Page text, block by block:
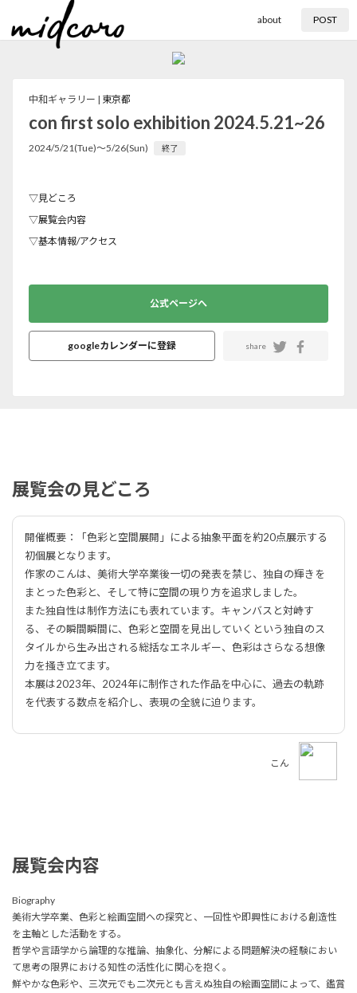
about POST
中和ギャラリー | 東京都
con first solo exhibition 2024.5.21~26
2024/5/21(Tue)〜5/26(Sun) 終了
▽見どころ
▽展覧会内容
▽基本情報/アクセス
公式ページへ
googleカレンダーに登録 share
展覧会の見どころ
開催概要：「色彩と空間展開」による抽象平面を約20点展示する
初個展となります。
作家のこんは、美術大学卒業後一切の発表を禁じ、独自の輝きを
まとった色彩と、そして特に空間の現り方を追求しました。
また独自性は制作方法にも表れています。キャンバスと対峙す
る、その瞬間瞬間に、色彩と空間を見出していくという独自のス
タイルから生み出される総括なエネルギー、色彩はさらなる想像
力を掻き立てます。
本展は2023年、2024年に制作された作品を中心に、過去の軌跡
を代表する数点を紹介し、表現の全貌に迫ります。
こん
展覧会内容
Biography
美術大学卒業、色彩と絵画空間への探究と、一回性や即興性における創造性
を主軸とした活動をする。
哲学や言語学から論理的な推論、抽象化、分解による問題解決の経験におい
て思考の限界における知性の活性化に関心を抱く。
鮮やかな色彩や、三次元でも二次元とも言えぬ独自の絵画空間によって、鑑賞